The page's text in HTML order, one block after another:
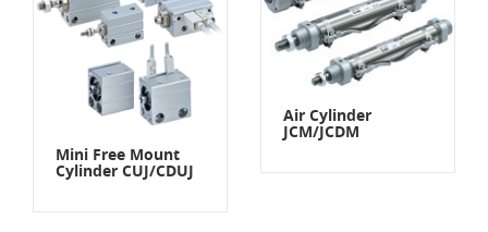
Mini Free Mount
Cylinder CUJ/CDUJ
Air Cylinder
JCM/JCDM